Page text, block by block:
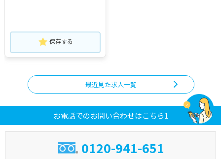
保存する
最近見た求人一覧
お電話でのお問い合わせはこちら1
0120-941-651